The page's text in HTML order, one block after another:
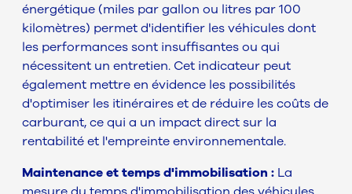
énergétique (miles par gallon ou litres par 100
kilomètres) permet d'identifier les véhicules dont
les performances sont insuffisantes ou qui
nécessitent un entretien. Cet indicateur peut
également mettre en évidence les possibilités
d'optimiser les itinéraires et de réduire les coûts de
carburant, ce qui a un impact direct sur la
rentabilité et l'empreinte environnementale.
Maintenance et temps d'immobilisation : La